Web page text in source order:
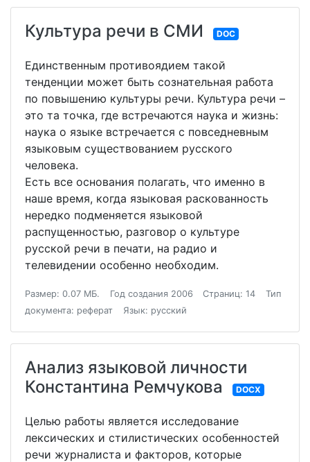
Культура речи в СМИ DOC
Единственным противоядием такой
тенденции может быть сознательная работа
по повышению культуры речи. Культура речи –
это та точка, где встречаются наука и жизнь:
наука о языке встречается с повседневным
языковым существованием русского
человека.
Есть все основания полагать, что именно в
наше время, когда языковая раскованность
нередко подменяется языковой
распущенностью, разговор о культуре
русской речи в печати, на радио и
телевидении особенно необходим.
Размер: 0.07 МБ. Год создания 2006 Страниц: 14
Тип
документа: реферат
Язык: русский
Анализ языковой личности
Константина Ремчукова
DOCX
Целью работы является исследование
лексических и стилистических особенностей
речи журналиста и факторов, которые